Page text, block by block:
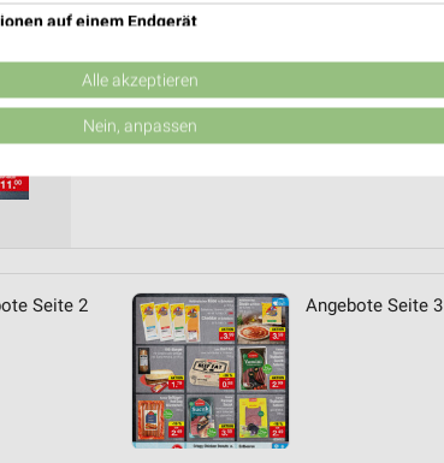
❯ PROSPEKT BLÄTTERN
Seite 2 Angebote Seite 3
auf einem Endgerät
von Werbeanzeigen
Werbung
oder Kombinationen von Daten aus verschiedenen
Alle akzeptieren
Nein, anpassen